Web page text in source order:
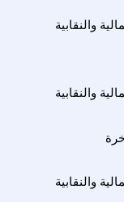
والنقابية
والنقابية
والنقابية